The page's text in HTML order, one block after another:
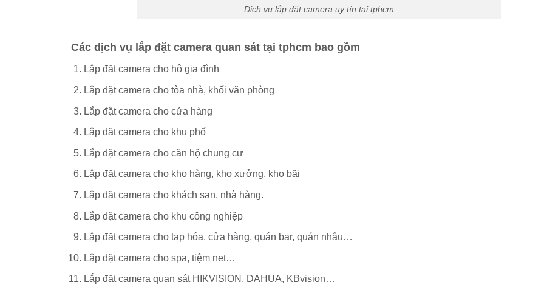
Dịch vụ lắp đặt camera uy tín tại tphcm
Các dịch vụ lắp đặt camera quan sát tại tphcm bao gồm
Lắp đặt camera cho hộ gia đình
Lắp đặt camera cho tòa nhà, khối văn phòng
Lắp đặt camera cho cửa hàng
Lắp đặt camera cho khu phố
Lắp đặt camera cho căn hộ chung cư
Lắp đặt camera cho kho hàng, kho xưởng, kho bãi
Lắp đặt camera cho khách sạn, nhà hàng.
Lắp đặt camera cho khu công nghiệp
Lắp đặt camera cho tạp hóa, cửa hàng, quán bar, quán nhậu…
Lắp đặt camera cho spa, tiệm net…
Lắp đặt camera quan sát HIKVISION, DAHUA, KBvision…